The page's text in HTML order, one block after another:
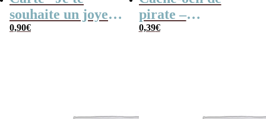
souhaite un joyeux
anniversaire”
0,90€
pirate –
Anniversaire
0,39€